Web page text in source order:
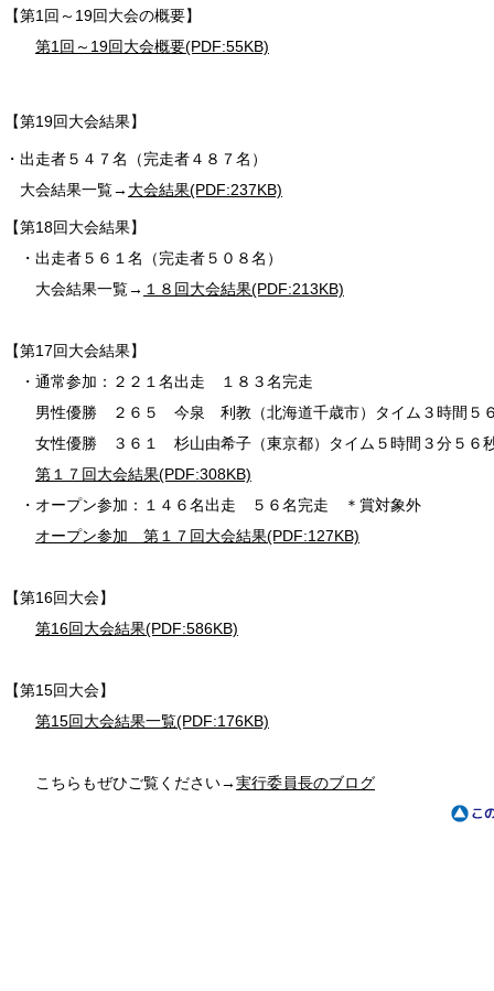
【第1回～19回大会の概要】
第1回～19回大会概要(PDF:55KB)
【第19回大会結果】
・出走者５４７名（完走者４８７名）
大会結果一覧→ 大会結果(PDF:237KB)
【第18回大会結果】
・出走者５６１名（完走者５０８名）
大会結果一覧→ １８回大会結果(PDF:213KB)
【第17回大会結果】
・通常参加：２２１名出走 １８３名完走
男性優勝 ２６５ 今泉 利教（北海道千歳市）タイム３時間５
女性優勝 ３６１ 杉山由希子（東京都）タイム５時間３分５６
第１７回大会結果(PDF:308KB)
・オープン参加：１４６名出走 ５６名完走 ＊賞対象外
オープン参加 第１７回大会結果(PDF:127KB)
【第16回大会】
第16回大会結果(PDF:586KB)
【第15回大会】
第15回大会結果一覧(PDF:176KB)
こちらもぜひご覧ください→実行委員長のブログ